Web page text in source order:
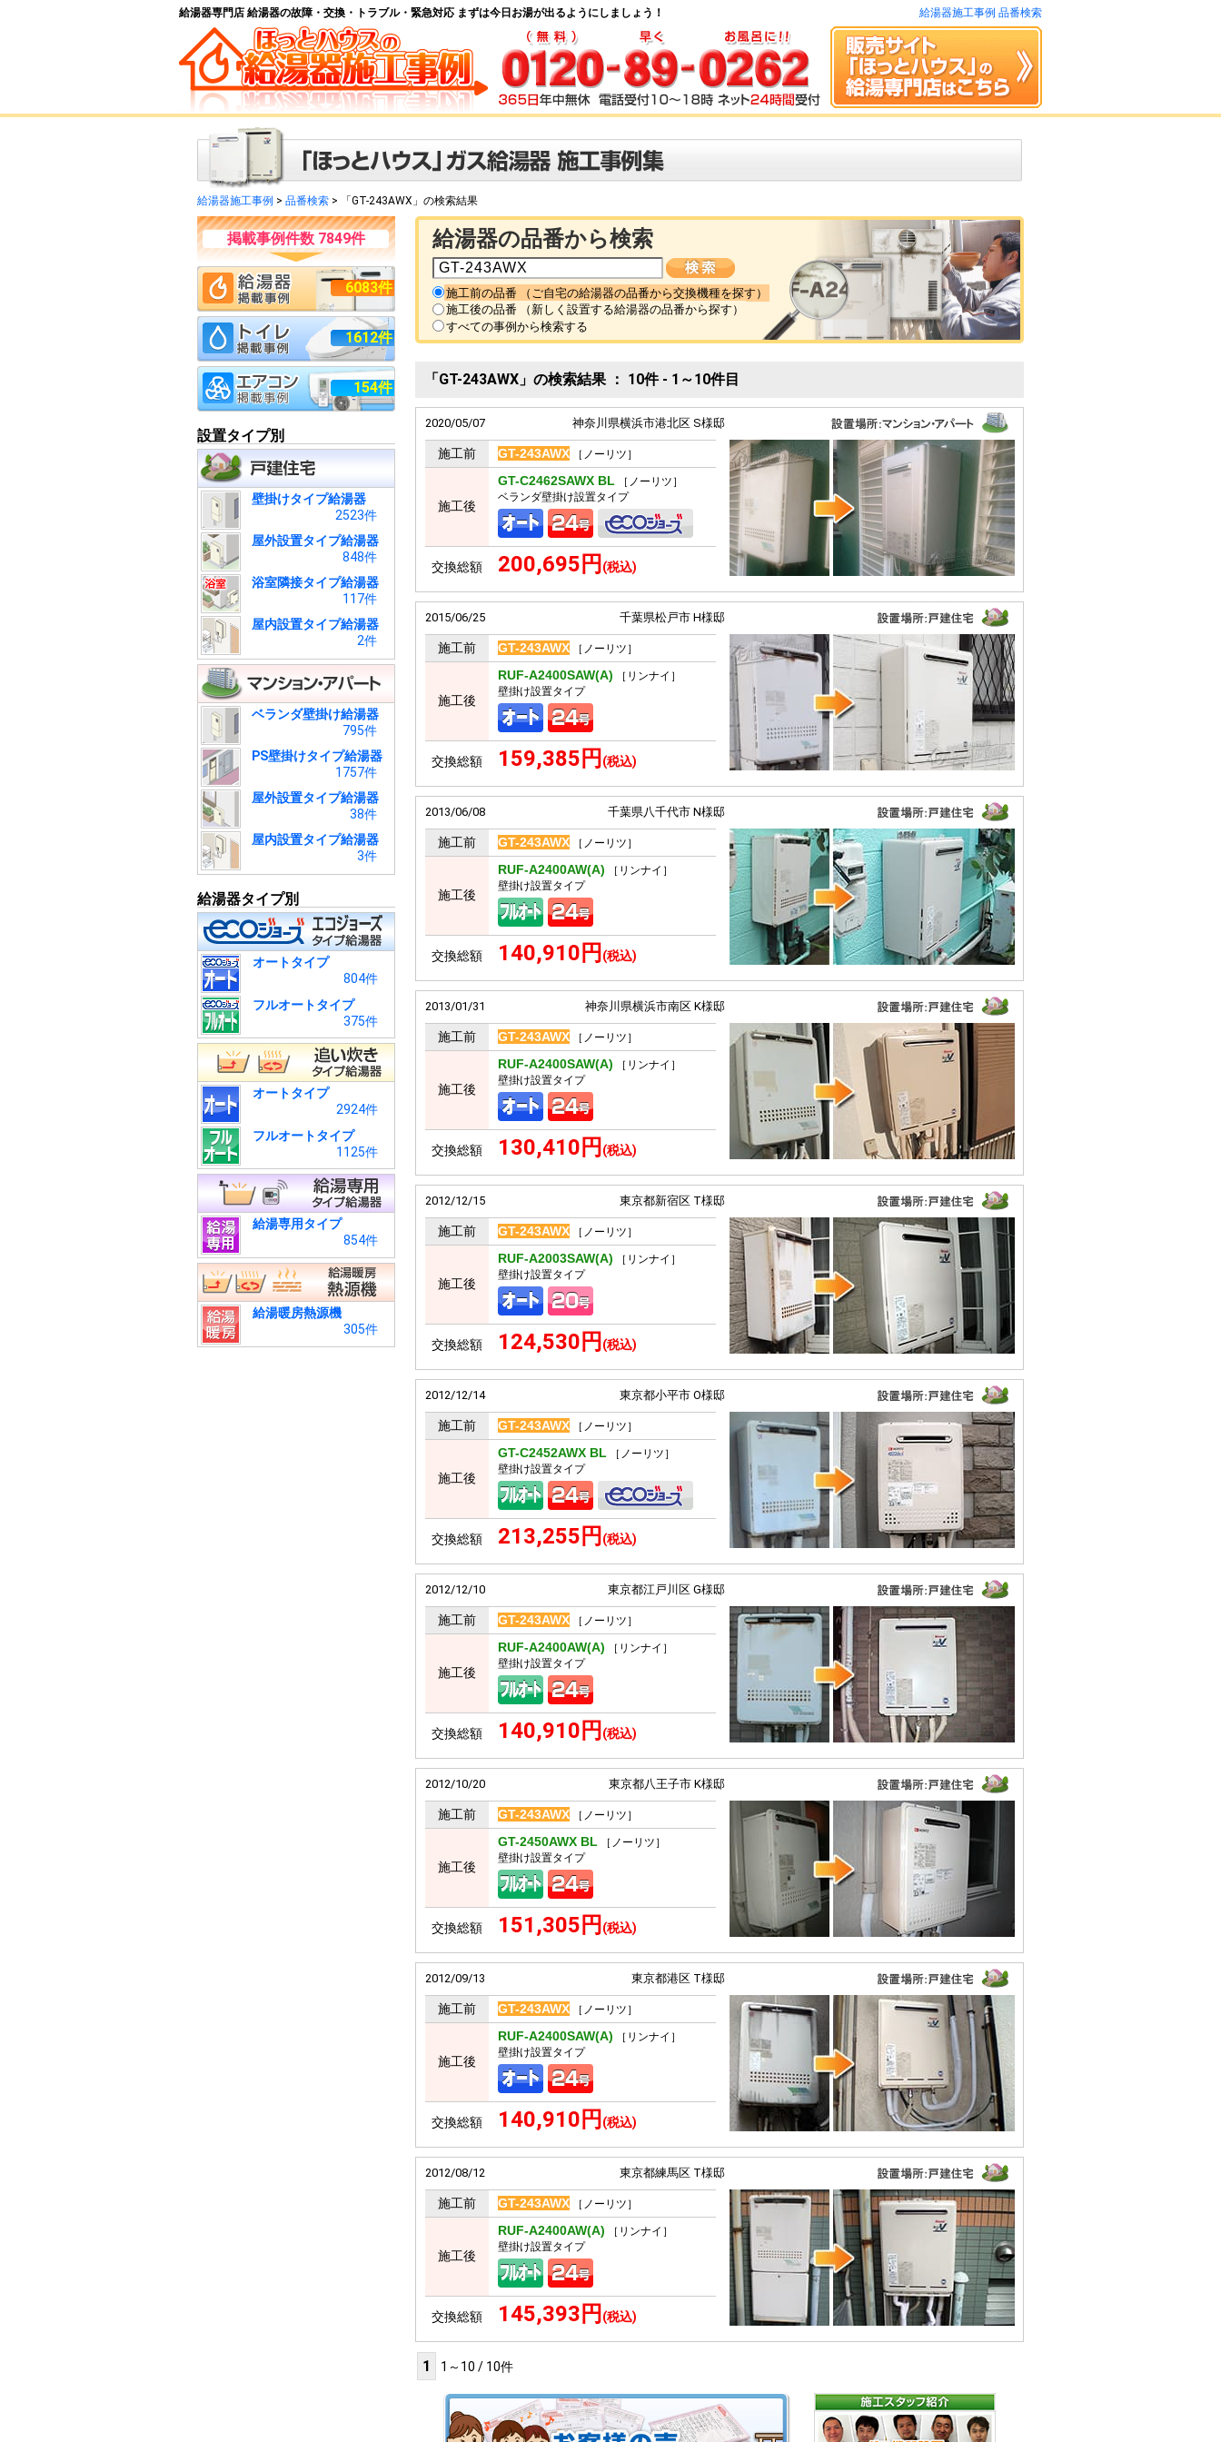
給湯器専門店 給湯器の故障・交換・トラブル・緊急対応 まずは今日お湯が出るようにしましょう！ 給湯器施工事例 品番検索
給湯器施工事例 > 品番検索 > 「GT-243AWX」の検索結果
掲載事例件数 7849件
6083件
1612件
154件
設置タイプ別
壁掛けタイプ給湯器
2523件
屋外設置タイプ給湯器
848件
浴室隣接タイプ給湯器
117件
屋内設置タイプ給湯器
2件
ベランダ壁掛け給湯器
795件
PS壁掛けタイプ給湯器
1757件
屋外設置タイプ給湯器
38件
屋内設置タイプ給湯器
3件
給湯器タイプ別
オートタイプ
804件
フルオートタイプ
375件
オートタイプ
2924件
フルオートタイプ
1125件
給湯専用タイプ
854件
給湯暖房熱源機
305件
給湯器の品番から検索
施工前の品番 （ご自宅の給湯器の品番から交換機種を探す）
施工後の品番 （新しく設置する給湯器の品番から探す）
すべての事例から検索する
「GT-243AWX」の検索結果 ： 10件 - 1～10件目
2020/05/07 神奈川県横浜市港北区 S様邸
施工前 GT-243AWX ［ノーリツ］
施工後
GT-C2462SAWX BL
［ノーリツ］
ベランダ壁掛け設置タイプ
交換総額 200,695円 (税込)
2015/06/25 千葉県松戸市 H様邸
施工前 GT-243AWX ［ノーリツ］
施工後
RUF-A2400SAW(A)
［リンナイ］
壁掛け設置タイプ
交換総額 159,385円 (税込)
2013/06/08 千葉県八千代市 N様邸
施工前 GT-243AWX ［ノーリツ］
施工後
RUF-A2400AW(A)
［リンナイ］
壁掛け設置タイプ
交換総額 140,910円 (税込)
2013/01/31 神奈川県横浜市南区 K様邸
施工前 GT-243AWX ［ノーリツ］
施工後
RUF-A2400SAW(A)
［リンナイ］
壁掛け設置タイプ
交換総額 130,410円 (税込)
2012/12/15 東京都新宿区 T様邸
施工前 GT-243AWX ［ノーリツ］
施工後
RUF-A2003SAW(A)
［リンナイ］
壁掛け設置タイプ
交換総額 124,530円 (税込)
2012/12/14 東京都小平市 O様邸
施工前 GT-243AWX ［ノーリツ］
施工後
GT-C2452AWX BL
［ノーリツ］
壁掛け設置タイプ
交換総額 213,255円 (税込)
2012/12/10 東京都江戸川区 G様邸
施工前 GT-243AWX ［ノーリツ］
施工後
RUF-A2400AW(A)
［リンナイ］
壁掛け設置タイプ
交換総額 140,910円 (税込)
2012/10/20 東京都八王子市 K様邸
施工前 GT-243AWX ［ノーリツ］
施工後
GT-2450AWX BL
［ノーリツ］
壁掛け設置タイプ
交換総額 151,305円 (税込)
2012/09/13 東京都港区 T様邸
施工前 GT-243AWX ［ノーリツ］
施工後
RUF-A2400SAW(A)
［リンナイ］
壁掛け設置タイプ
交換総額 140,910円 (税込)
2012/08/12 東京都練馬区 T様邸
施工前 GT-243AWX ［ノーリツ］
施工後
RUF-A2400AW(A)
［リンナイ］
壁掛け設置タイプ
交換総額 145,393円 (税込)
1 1～10 / 10件